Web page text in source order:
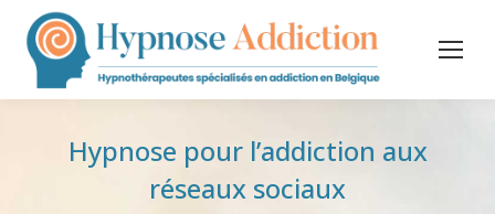
Hypnose pour l’addiction aux
réseaux sociaux